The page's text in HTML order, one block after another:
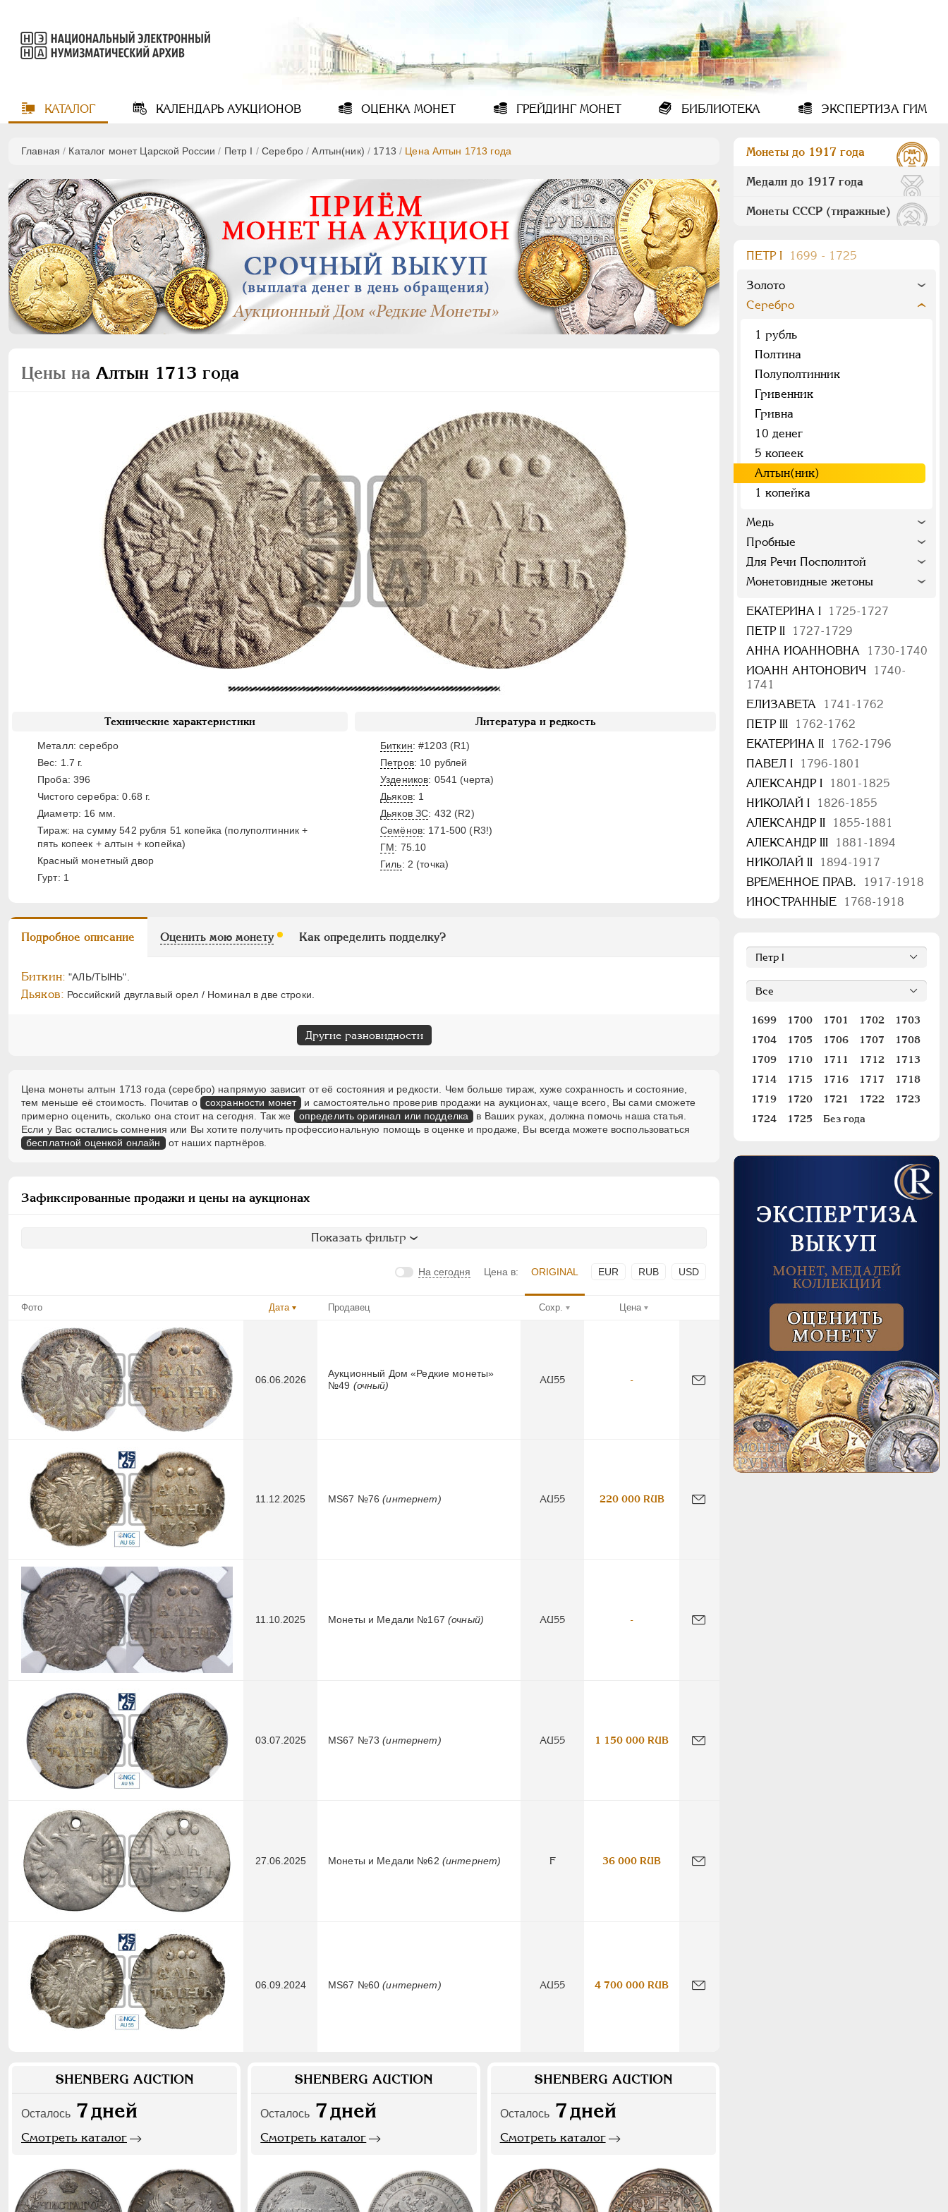
КАТАЛОГ КАЛЕНДАРЬАУКЦИОНОВ ОЦЕНКА МОНЕТ ГРЕЙДИНГМОНЕТ БИБЛИОТЕКА ЭКСПЕРТИЗА ГИМ
Главная / Каталог монет Царской России / Пeтр I /Серебро /Алтын(ник) / 1713 / Цена Алтын 1713 года
Цены на Алтын 1713 года
Технические характеристики
Металл: серебро
Вес: 1.7 г.
Проба: 396
Чистого серебра: 0.68 г.
Диаметр: 16 мм.
Тираж: на сумму 542 рубля 51 копейка (полуполтинник +
пять копеек + алтын + копейка)
Красный монетный двор
Гурт: 1
Литература и редкость
Биткин: #1203 (R1)
Петров: 10 рублей
Уздеников: 0541 (черта)
Дьяков: 1
Дьяков ЗС: 432 (R2)
Семёнов: 171-500 (R3!)
ГМ: 75.10
Гиль: 2 (точка)
Подробное описание Оценить мою монету Как определить подделку?
Биткин: "АЛЬ/ТЫНЬ".
Дьяков: Российский двуглавый орел / Номинал в две строки.
Другие разновидности
Цена монеты алтын 1713 года (серебро) напрямую зависит от её состояния и редкости. Чем больше тираж, хуже сохранность и состояние,
тем меньше её стоимость. Почитав о
сохранности монет
и самостоятельно проверив продажи на аукционах, чаще всего, Вы сами сможете
примерно оценить, сколько она стоит на сегодня. Так же
определить оригинал или подделка
в Ваших руках, должна помочь наша статья.
Если у Вас остались сомнения или Вы хотите получить профессиональную помощь в оценке и продаже, Вы всегда можете воспользоваться
бесплатной оценкой онлайн от наших партнёров.
Зафиксированные продажи и цены на аукционах
Показать фильтр
На сегодня Цена в: ORIGINAL EUR RUB USD
Фото Дата Продавец Сохр. Цена
06.06.2026
Аукционный Дом «Редкие монеты»
№49 (очный)
AU55 -
11.12.2025 MS67 №76(интернет) AU55 220 000 RUB
11.10.2025 Монеты и Медали №167 (очный) AU55 -
03.07.2025 MS67 №73(интернет) AU55 1 150 000 RUB
27.06.2025 Монеты и Медали №62 (интернет) F 36 000 RUB
06.09.2024 MS67 №60(интернет) AU55 4 700 000 RUB
SHENBERG AUCTION
Осталось 7дней
Смотреть каталог
SHENBERG AUCTION
Осталось 7дней
Смотреть каталог
SHENBERG AUCTION
Осталось 7дней
Смотреть каталог
Монеты до 1917 года
Медали до 1917 года
Монеты СССР (тиражные)
ПEТР I 1699 - 1725
Золото
Серебро
1 рубль
Полтина
Полуполтинник
Гривенник
Гривна
10 денег
5 копеек
Алтын(ник)
1 копейка
Медь
Пробные
Для Речи Посполитой
Монетовидные жетоны
ЕКАТЕРИНА I
1725-1727
ПЕТР II
1727-1729
АННА ИОАННОВНА
1730-1740
ИОАНН АНТОНОВИЧ
1740-
1741
ЕЛИЗАВЕТА
1741-1762
ПЕТР III
1762-1762
ЕКАТЕРИНА II
1762-1796
ПАВЕЛ I
1796-1801
АЛЕКСАНДР I
1801-1825
НИКОЛАЙ I
1826-1855
АЛЕКСАНДР II
1855-1881
АЛЕКСАНДР III
1881-1894
НИКОЛАЙ II
1894-1917
ВРЕМЕННОЕ ПРАВ.
1917-1918
ИНОСТРАННЫЕ
1768-1918
1699 1700 1701 1702
1703
1704
1705 1706 1707
1708
1709
1710 1711 1712
1713
1714
1715 1716 1717
1718
1719
1720 1721 1722
1723
1724
1725 Без года